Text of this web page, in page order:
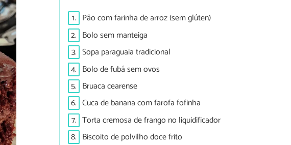
1. Pão com farinha de arroz (sem glúten)
2. Bolo sem manteiga
3. Sopa paraguaia tradicional
4. Bolo de fubá sem ovos
5. Bruaca cearense
6. Cuca de banana com farofa fofinha
7. Torta cremosa de frango no liquidificador
8. Biscoito de polvilho doce frito